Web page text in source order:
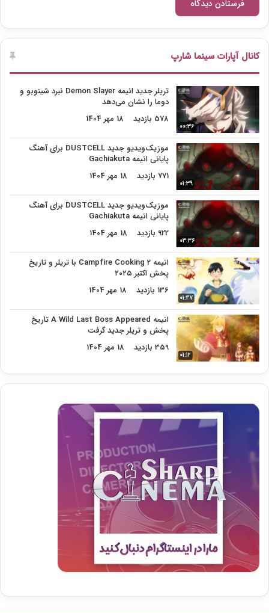
کانال آپارات سینما شارپ
00:36
تریلر جدید انیمه Demon Slayer نبرد شینوبو و
دوما را نشان می‌دهد
578 بازدید
18 مهر 1404
01:39
موزیک‌ویدیو جدید DUSTCELL برای آهنگ
پایانی انیمه Gachiakuta
771 بازدید
18 مهر 1404
03:36
موزیک‌ویدیو جدید DUSTCELL برای آهنگ
پایانی انیمه Gachiakuta
922 بازدید
18 مهر 1404
01:47
انیمه Campfire Cooking 2 با تریلر و تاریخ
پخش اکتبر ۲۰۲۵
136 بازدید
18 مهر 1404
01:12
انیمه A Wild Last Boss Appeared تاریخ
پخش و تریلر جدید گرفت
359 بازدید
18 مهر 1404